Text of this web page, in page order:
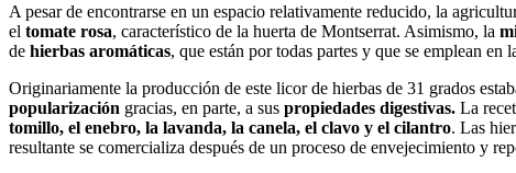
A pesar de encontrarse en un espacio relativamente reducido, la
el tomate rosa, característico de la huerta de Montserrat. Asimismo, la
de hierbas aromáticas, que están por todas partes y que se emplean en
Originariamente la producción de este licor de hierbas de 31 grados
popularización gracias, en parte, a sus propiedades digestivas. La
tomillo, el enebro, la lavanda, la canela, el clavo y el cilantro. Las
resultante se comercializa después de un proceso de envejecimiento y